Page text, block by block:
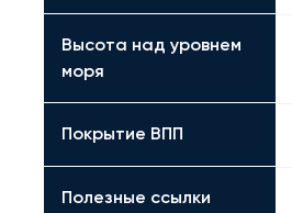
Высота над уровнем
моря
Покрытие ВПП
Полезные ссылки